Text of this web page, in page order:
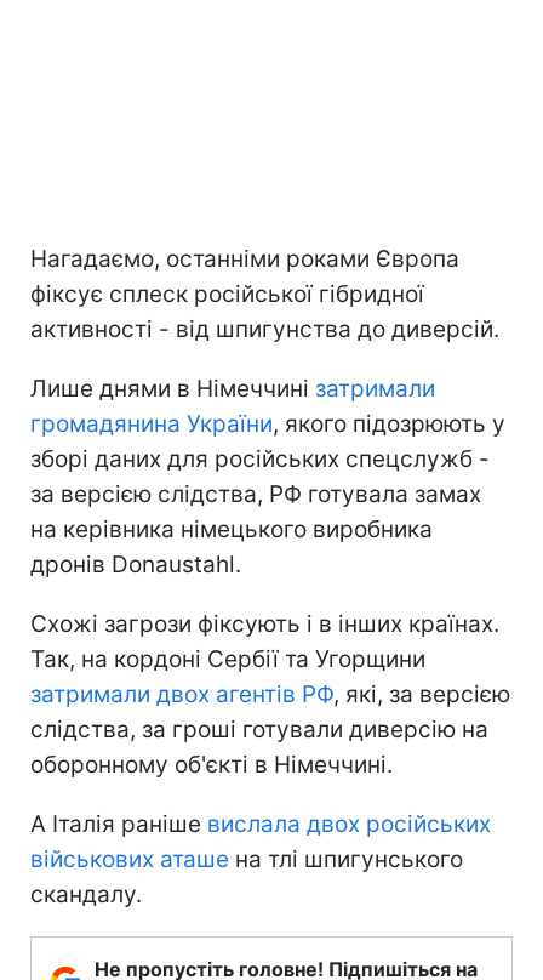
Нагадаємо, останніми роками Європа
фіксує сплеск російської гібридної
активності - від шпигунства до диверсій.
Лише днями в Німеччині затримали
громадянина України, якого підозрюють у
зборі даних для російських спецслужб -
за версією слідства, РФ готувала замах
на керівника німецького виробника
дронів Donaustahl.
Схожі загрози фіксують і в інших країнах.
Так, на кордоні Сербії та Угорщини
затримали двох агентів РФ, які, за версією
слідства, за гроші готували диверсію на
оборонному об'єкті в Німеччині.
А Італія раніше вислала двох російських
військових аташе на тлі шпигунського
скандалу.
Не пропустіть головне! Підпишіться на